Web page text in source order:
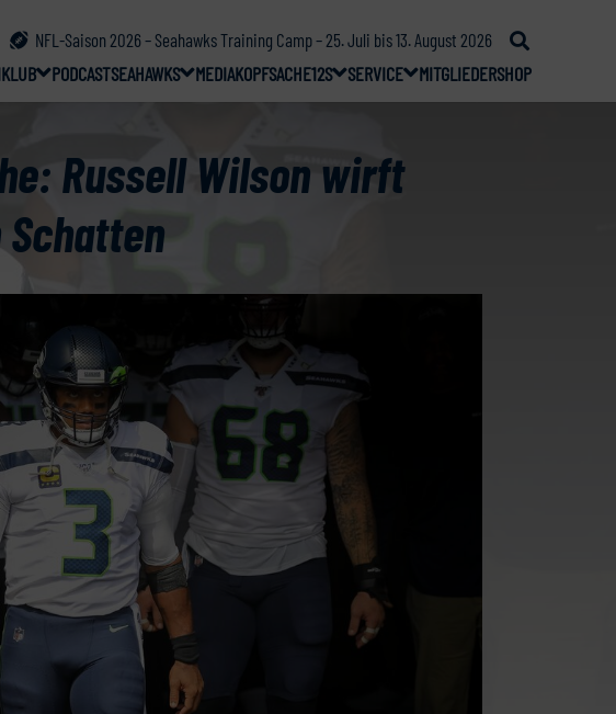
NFL-Saison 2026 – Seahawks Training Camp – 25. Juli bis 13. August 2026
PODCASTSEAHAWKS MEDIAKOPFSACHE12S SERVICE MITGLIEDERSHOP
Russell Wilson wirft